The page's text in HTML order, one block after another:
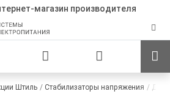
магазин производителя
Штиль Стабилизаторы напряжения Для